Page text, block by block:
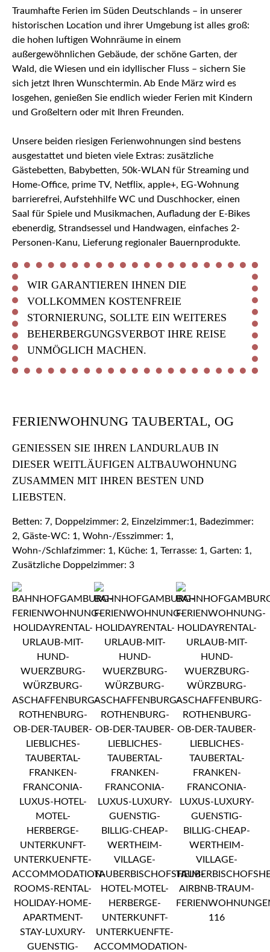
Traumhafte Ferien im Süden Deutschlands – in unserer
historischen Location und ihrer Umgebung ist alles groß:
die hohen luftigen Wohnräume in einem
außergewöhnlichen Gebäude, der schöne Garten, der
Wald, die Wiesen und ein idyllischer Fluss – sichern Sie
sich jetzt Ihren Wunschtermin. Ab Ende März wird es
losgehen, genießen Sie endlich wieder Ferien mit Kindern
und Großeltern oder mit Ihren Freunden.
Unsere beiden riesigen Ferienwohnungen sind bestens
ausgestattet und bieten viele Extras: zusätzliche
Gästebetten, Babybetten, 50k-WLAN für Streaming und
Home-Office, prime TV, Netflix, apple+, EG-Wohnung
barrierefrei, Aufstehhilfe WC und Duschhocker, einen
Saal für Spiele und Musikmachen, Aufladung der E-Bikes
ebenerdig, Strandsessel und Handwagen, einfaches 2-
Personen-Kanu, Lieferung regionaler Bauernprodukte.
WIR GARANTIEREN IHNEN DIE
VOLLKOMMEN KOSTENFREIE
STORNIERUNG, SOLLTE EIN WEITERES
BEHERBERGUNGSVERBOT IHRE REISE
UNMÖGLICH MACHEN.
FERIENWOHNUNG TAUBERTAL, OG
GENIESSEN SIE IHREN LANDURLAUB IN D
IESER WEITLÄUFIGEN ALTBAUWOHNUNG Z
USAMMEN MIT IHREN BESTEN UND L
IEBSTEN.
Betten: 7, Doppelzimmer: 2, Einzelzimmer:1, Badezimmer:
2, Gäste-WC: 1, Wohn-/Esszimmer: 1,
Wohn-/Schlafzimmer: 1, Küche: 1, Terrasse: 1, Garten: 1,
Zusätzliche Doppelzimmer: 3